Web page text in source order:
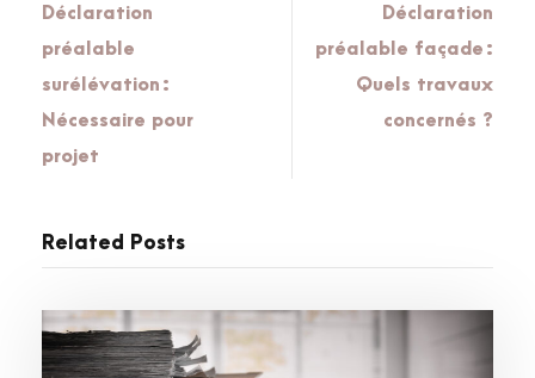
Déclaration
préalable
surélévation :
Nécessaire pour
projet
Déclaration
préalable façade :
Quels travaux
concernés ?
Related Posts